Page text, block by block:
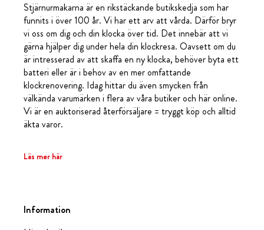
Stjärnurmakarna är en rikstäckande butikskedja som har
funnits i över 100 år. Vi har ett arv att vårda. Därför bryr
vi oss om dig och din klocka över tid. Det innebär att vi
gärna hjälper dig under hela din klockresa. Oavsett om du
är intresserad av att skaffa en ny klocka, behöver byta ett
batteri eller är i behov av en mer omfattande
klockrenovering. Idag hittar du även smycken från
välkända varumärken i flera av våra butiker och här online.
Vi är en auktoriserad återförsäljare = tryggt köp och alltid
äkta varor.
Läs mer här
Information